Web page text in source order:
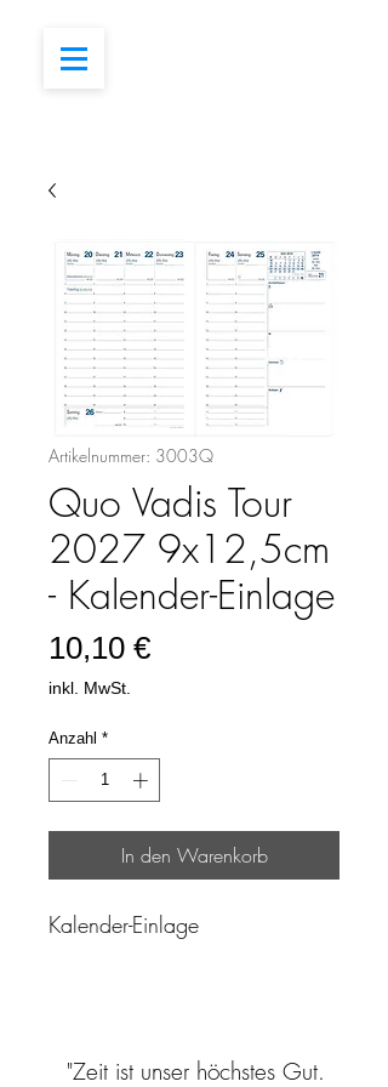
Artikelnummer: 3003Q
Quo Vadis Tour
2027 9x12,5cm
- Kalender-Einlage
10,10 €Preis
inkl. MwSt.
Anzahl *
In den Warenkorb
Kalender-Einlage
"Zeit ist unser höchstes Gut.